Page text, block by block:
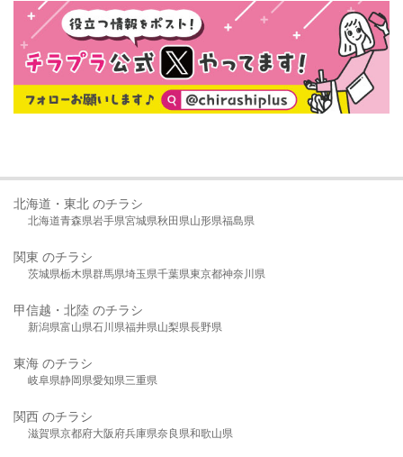
北海道・東北 のチラシ
北海道青森県岩手県宮城県秋田県山形県福島県
関東 のチラシ
茨城県栃木県群馬県埼玉県千葉県東京都神奈川県
甲信越・北陸 のチラシ
新潟県富山県石川県福井県山梨県長野県
東海 のチラシ
岐阜県静岡県愛知県三重県
関西 のチラシ
滋賀県京都府大阪府兵庫県奈良県和歌山県